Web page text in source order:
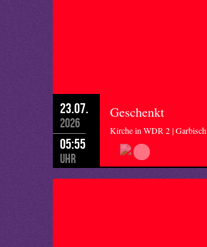
23.07.
2026
05:55
Uhr
Geschenkt
Kirche in WDR 2 | Garbisch